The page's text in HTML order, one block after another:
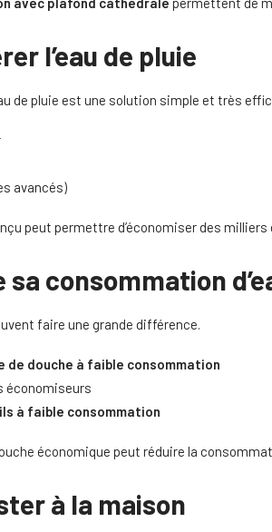
l’eau de pluie
de pluie est une solution simple et très
avancés)
peut permettre d’économiser des milliers
sa consommation
faire une grande différence.
de douche à faible consommation
économiseurs
à faible consommation
économique peut réduire la
à la maison